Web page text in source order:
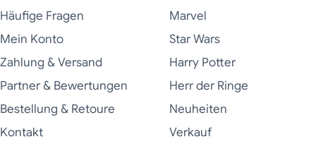
Häufige Fragen
Mein Konto
Zahlung & Versand
Partner & Bewertungen
Bestellung & Retoure
Kontakt
Marvel
Star Wars
Harry Potter
Herr der Ringe
Neuheiten
Verkauf